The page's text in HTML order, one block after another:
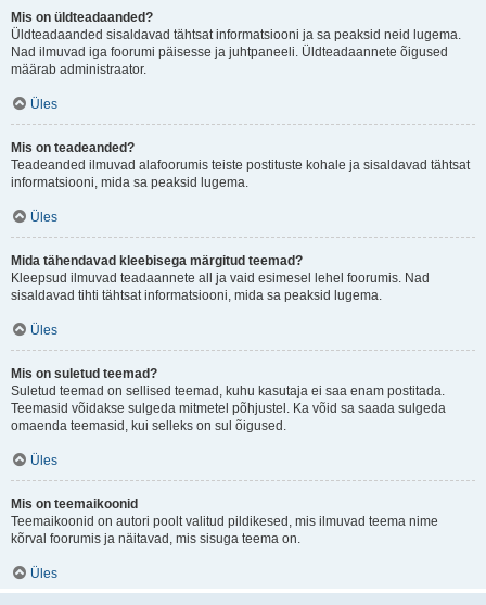
Mis on üldteadaanded?
Üldteadaanded sisaldavad tähtsat informatsiooni ja sa peaksid neid lugema.
Nad ilmuvad iga foorumi päisesse ja juhtpaneeli. Üldteadaannete õigused
määrab administraator.
Üles
Mis on teadeanded?
Teadeanded ilmuvad alafoorumis teiste postituste kohale ja sisaldavad tähtsat
informatsiooni, mida sa peaksid lugema.
Üles
Mida tähendavad kleebisega märgitud teemad?
Kleepsud ilmuvad teadaannete all ja vaid esimesel lehel foorumis. Nad
sisaldavad tihti tähtsat informatsiooni, mida sa peaksid lugema.
Üles
Mis on suletud teemad?
Suletud teemad on sellised teemad, kuhu kasutaja ei saa enam postitada.
Teemasid võidakse sulgeda mitmetel põhjustel. Ka võid sa saada sulgeda
omaenda teemasid, kui selleks on sul õigused.
Üles
Mis on teemaikoonid
Teemaikoonid on autori poolt valitud pildikesed, mis ilmuvad teema nime
kõrval foorumis ja näitavad, mis sisuga teema on.
Üles